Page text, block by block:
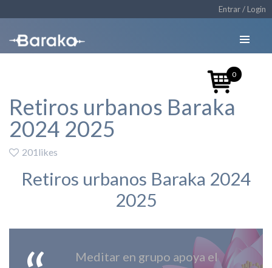
Entrar / Login
Retiros urbanos Baraka
2024 2025
201likes
Retiros urbanos Baraka 2024
2025
Meditar en grupo apoya el
0